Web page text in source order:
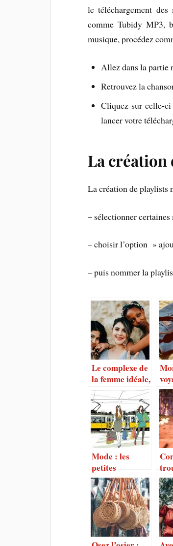
le téléchargement
comme Tubidy MP3,
musique, procédez
Allez dans la partie
Retrouvez la
Cliquez sur celle-ci
lancer votre
La création
La création de playlists
– sélectionner
– choisir l’option »
– puis nommer la
Le complexe de
la femme idéale,
et si on en
parlait?
Mode : les
petites
emplettes pour
la saison de
mousson